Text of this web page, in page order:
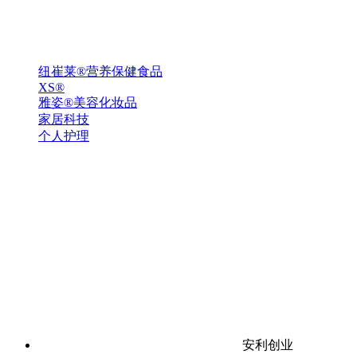
纽崔莱®营养保健食品
XS®
雅姿®美容化妆品
家居科技
个人护理
安利创业